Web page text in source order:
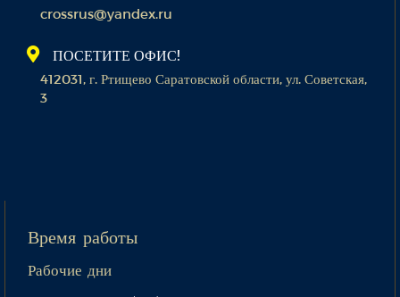
crossrus@yandex.ru
ПОСЕТИТЕ ОФИС!
412031, г. Ртищево Саратовской области, ул. Советская,
3
Время работы
Рабочие дни